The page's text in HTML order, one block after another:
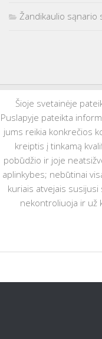
Žandikaulio sąnario
Šioje svetainėje
Puslapyje pateikta
jums reikia konkrečios
kreiptis į tinkamą
pobūdžio ir joje
aplinkybes; nebūtinai
kuriais atvejais
nekontroliuoja ir už